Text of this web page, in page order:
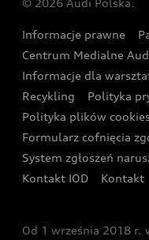
Wyszukaj najbliższego
Oferta dla
Oferta dla klientów
Kalkulator rat
Ubezpieczenie
Audi exclusive
Zasięg
Gwarancja
Akcje serwisowe Audi
Katalog online
Audi i Muzeum Sztuki
Audi driving experience
Audi quattro Cup
Audi i Puchar Świata
Zakopanem
© 2026 Audi Polska.
Informacje prawne
Centrum Medialne
Informacje dla
Recykling
Polityka
Polityka plików
Formularz cofnięcia
System zgłoszeń
Kontakt IOD
Kontakt
Od 1 września 2018 r.